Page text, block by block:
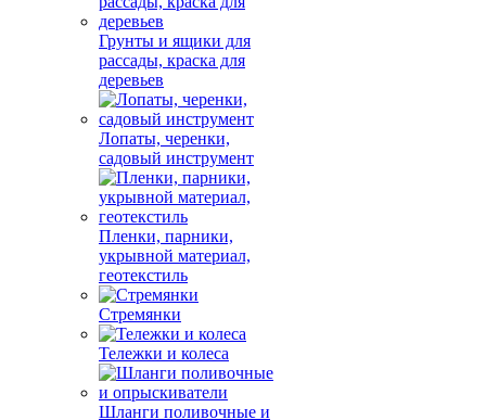
Грунты и ящики для
рассады, краска для
деревьев
Лопаты, черенки,
садовый инструмент
Пленки, парники,
укрывной материал,
геотекстиль
Стремянки
Тележки и колеса
Шланги поливочные и